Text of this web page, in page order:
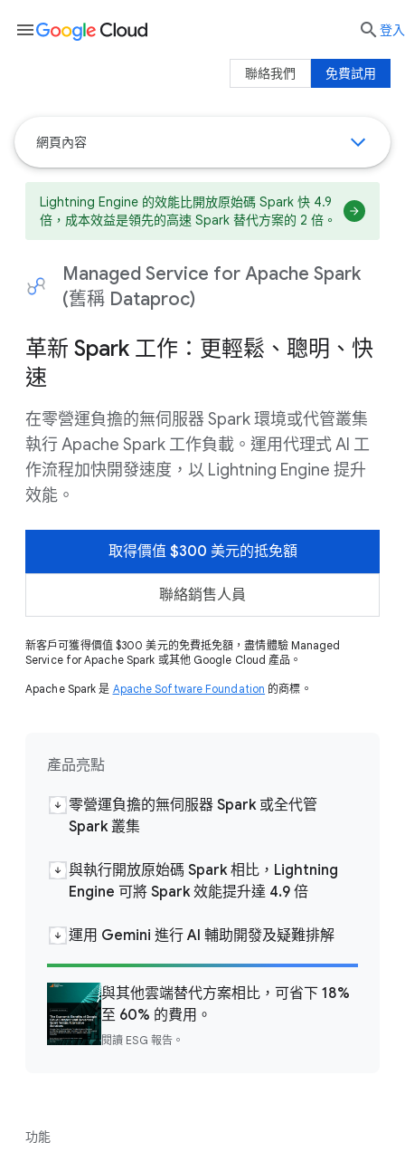
網頁內容
Lightning Engine 的效能比開放原始碼 Spark 快 4.9
倍，成本效益是領先的高速 Spark 替代方案的 2 倍。
Managed Service for Apache Spark
(舊稱 Dataproc)
革新 Spark 工作：更輕鬆、聰明、快
速
在零營運負擔的無伺服器 Spark 環境或代管叢集
執行 Apache Spark 工作負載。運用代理式 AI 工
作流程加快開發速度，以 Lightning Engine 提升
效能。
取得價值 $300 美元的抵免額
聯絡銷售人員
新客戶可獲得價值 $300 美元的免費抵免額，盡情體驗 Managed
Service for Apache Spark 或其他 Google Cloud 產品。
Apache Spark 是 Apache Software Foundation 的商標。
產品亮點
零營運負擔的無伺服器 Spark 或全代管
Spark 叢集
與執行開放原始碼 Spark 相比，Lightning
Engine 可將 Spark 效能提升達 4.9 倍
運用 Gemini 進行 AI 輔助開發及疑難排解
與其他雲端替代方案相比，可省下 18%
至 60% 的費用。
閱讀 ESG 報告。
功能
menu  登入
免費試用
聯絡我們